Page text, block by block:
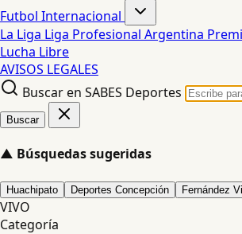
Futbol Internacional
La Liga Liga Profesional Argentina
Lucha Libre
AVISOS LEGALES
Buscar en SABES Deportes
Buscar
▲ Búsquedas sugeridas
Huachipato Deportes Concepción Fernández
VIVO
Categoría